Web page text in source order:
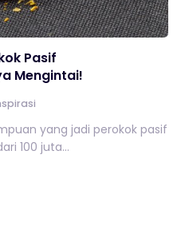
Pasif
Mengintai!
yang jadi perokok pasif
100 juta...